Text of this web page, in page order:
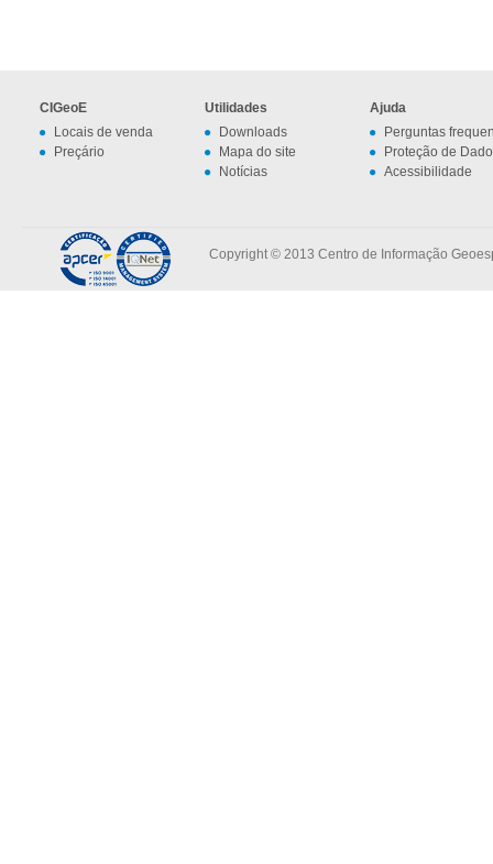
CIGeoE
Locais de venda
Preçário
Utilidades
Downloads
Mapa do site
Notícias
Ajuda
Perguntas
Proteção de
Acessibilidade
Copyright © 2013 Centro de Informação